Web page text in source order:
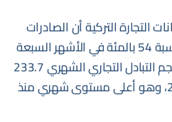
التركية أن الصادرات
التركية إلى سورية ارتفعت بنسبة 54 بالمئة في الأشهر السبعة
الأولى من عام 2025، وبلغ حجم التبادل التجاري الشهري 233.7
مليون دولار في ديسمبر 2024، وهو أعلى مستوى شهري منذ